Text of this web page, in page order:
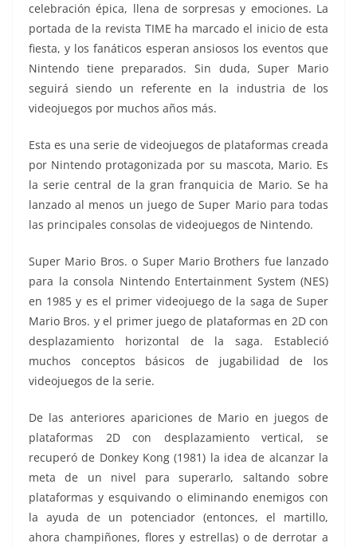
celebración épica, llena de sorpresas y emociones. La
portada de la revista TIME ha marcado el inicio de esta
fiesta, y los fanáticos esperan ansiosos los eventos que
Nintendo tiene preparados. Sin duda, Super Mario
seguirá siendo un referente en la industria de los
videojuegos por muchos años más.
Esta es una serie de videojuegos de plataformas creada
por Nintendo protagonizada por su mascota, Mario. Es
la serie central de la gran franquicia de Mario. Se ha
lanzado al menos un juego de Super Mario para todas
las principales consolas de videojuegos de Nintendo.
Super Mario Bros. o Super Mario Brothers fue lanzado
para la consola Nintendo Entertainment System (NES)
en 1985 y es el primer videojuego de la saga de Super
Mario Bros. y el primer juego de plataformas en 2D con
desplazamiento horizontal de la saga. Estableció
muchos conceptos básicos de jugabilidad de los
videojuegos de la serie.
De las anteriores apariciones de Mario en juegos de
plataformas 2D con desplazamiento vertical, se
recuperó de Donkey Kong (1981) la idea de alcanzar la
meta de un nivel para superarlo, saltando sobre
plataformas y esquivando o eliminando enemigos con
la ayuda de un potenciador (entonces, el martillo,
ahora champiñones, flores y estrellas) o de derrotar a